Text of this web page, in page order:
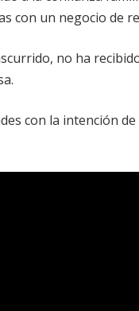
con un negocio de
no ha
con la intención